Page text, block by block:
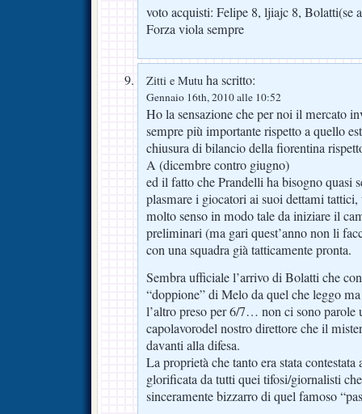
voto acquisti: Felipe 8, ljiajc 8, Bolatti(se
Forza viola sempre
Zitti e Mutu ha scritto:
Gennaio 16th, 2010 alle 10:52
Ho la sensazione che per noi il mercato
sempre più importante rispetto a quello
chiusura di bilancio della fiorentina
A (dicembre contro giugno)
ed il fatto che Prandelli ha bisogno quasi
plasmare i giocatori ai suoi dettami
molto senso in modo tale da iniziare il
preliminari (ma gari quest’anno non li
con una squadra già tatticamente pronta.
Sembra ufficiale l’arrivo di Bolatti che
“doppione” di Melo da quel che leggo
l’altro preso per 6/7… non ci sono parole
capolavorodel nostro direttore che il
davanti alla difesa.
La proprietà che tanto era stata
glorificata da tutti quei tifosi/giornalisti
sinceramente bizzarro di quel famoso